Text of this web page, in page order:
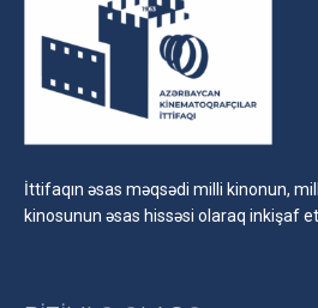
İttifaqın əsas məqsədi milli kinonun,
kinosunun əsas hissəsi olaraq inkişaf